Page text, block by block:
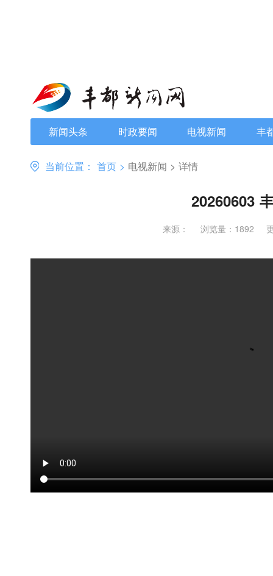
新闻头条 时政要闻 电视新闻 丰
当前位置： 首页 > 电视新闻 > 详情
20260603
来源： 浏览量：1892